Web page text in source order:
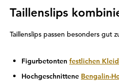
Taillenslips
Taillenslips passen besonders gut
Figurbetonten festlichen
Hochgeschnittene Bengalin-